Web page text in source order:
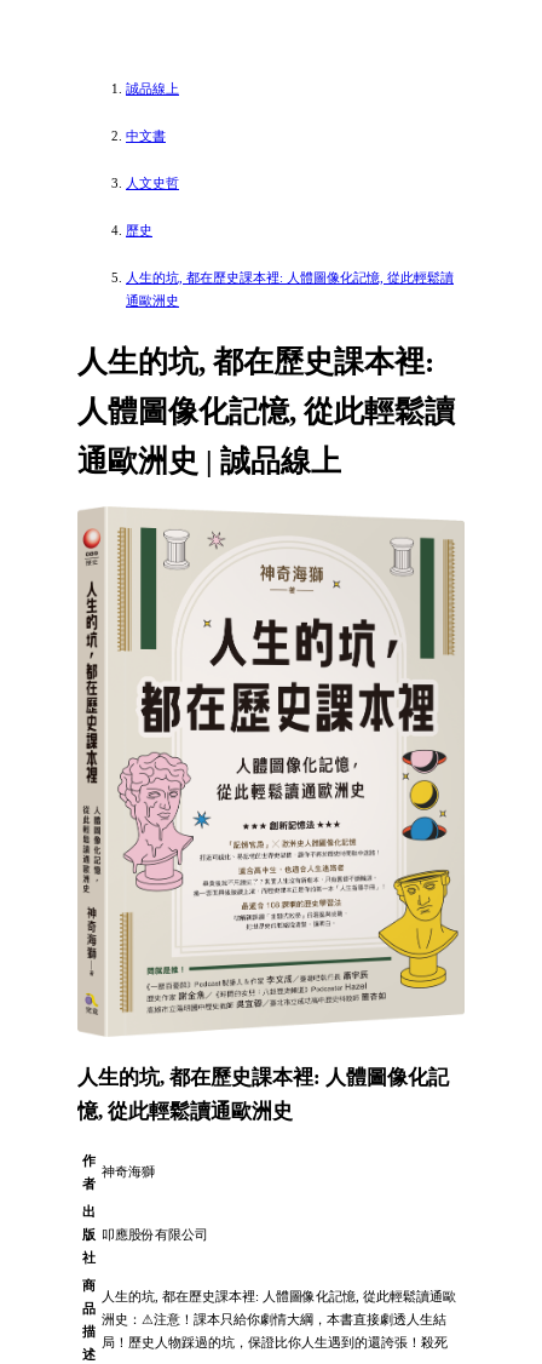
誠品線上
中文書
人文史哲
歷史
人生的坑, 都在歷史課本裡: 人體圖像化記憶, 從此輕鬆讀
通歐洲史
人生的坑, 都在歷史課本裡:
人體圖像化記憶, 從此輕鬆讀
通歐洲史 | 誠品線上
人生的坑, 都在歷史課本裡: 人體圖像化記
憶, 從此輕鬆讀通歐洲史
作
者
神奇海獅
出
版
社
叩應股份有限公司
商
品
描
述
人生的坑, 都在歷史課本裡: 人體圖像化記憶, 從此輕鬆讀通歐
洲史：⚠注意！課本只給你劇情大綱，本書直接劇透人生結
局！歷史人物踩過的坑，保證比你人生遇到的還誇張！殺死